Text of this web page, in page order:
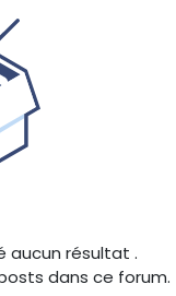
aucun résultat .
dans ce forum.